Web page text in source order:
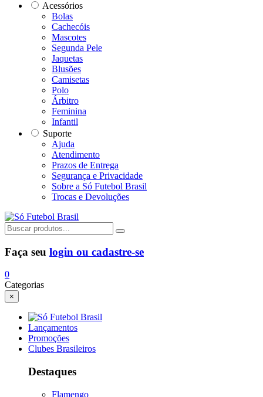
Acessórios
Bolas
Cachecóis
Mascotes
Segunda Pele
Jaquetas
Blusões
Camisetas
Polo
Árbitro
Feminina
Infantil
Suporte
Ajuda
Atendimento
Prazos de Entrega
Segurança e Privacidade
Sobre a Só Futebol Brasil
Trocas e Devoluções
Faça seu login ou cadastre-se
0
Categorias
×
Lançamentos
Promoções
Clubes Brasileiros
Destaques
Flamengo